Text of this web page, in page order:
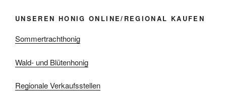
UNSEREN HONIG ONLINE/REGIONAL KAUFEN
Sommertrachthonig
Wald- und Blütenhonig
Regionale Verkaufsstellen